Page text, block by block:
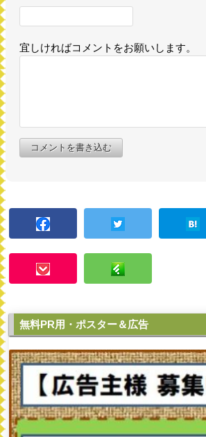
宜しければコメントをお願いします。
コメントを書き込む
無料PR用・ポスター＆広告